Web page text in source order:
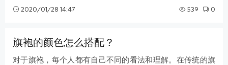
2020/01/28 14:47 539 0
旗袍的颜色怎么搭配？
对于旗袍，每个人都有自己不同的看法和理解。在传统的旗